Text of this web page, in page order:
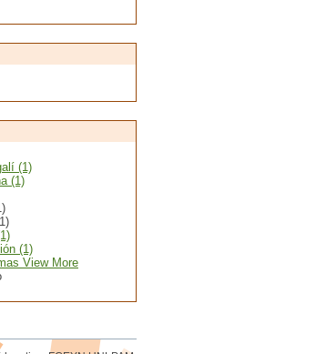
(1)
(1)
(1)
View More